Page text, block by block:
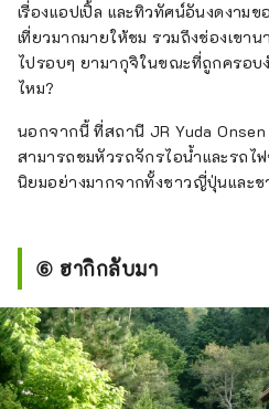
เรื่องแอปเปิ้ล และทิวทัศน์อันงดงาม
เที่ยวมากมายให้ชม รวมถึงช่องเขา
ไปรอบๆ ยามากุจิในขณะที่ถูกครอบ
ไหม?
นอกจากนี้ ที่สถานี JR Yuda
สามารถชมหัวรถจักรไอน้ำและรถไ
นิยมอย่างมากจากทั้งชาวญี่ปุ่นและช
⑥ ฮากิกลับมา